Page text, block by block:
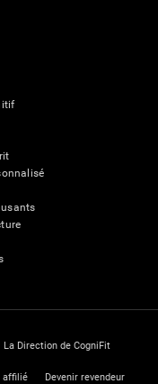
La Direction de CogniFit
affilié Devenir revendeur